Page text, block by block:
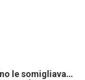
le somigliava…